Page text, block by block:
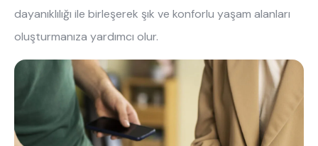
ne aramıştınız?
dayanıklılığı ile birleşerek şık ve konforlu yaşam alanları
oluşturmanıza yardımcı olur.